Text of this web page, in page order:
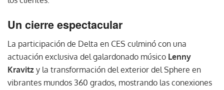
Un cierre espectacular
La participación de Delta en CES culminó con una
actuación exclusiva del galardonado músico Lenny
Kravitz y la transformación del exterior del Sphere en
vibrantes mundos 360 grados, mostrando las conexiones